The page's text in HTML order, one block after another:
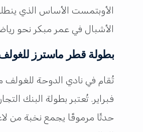
الأوبتمست الأساس الذي
الأشبال في عمر مبكر نحو
بطولة قطر ماسترز
فبراير. تُعتبر بطولة البنك
حدثًا مرموقًا يجمع نخبة من